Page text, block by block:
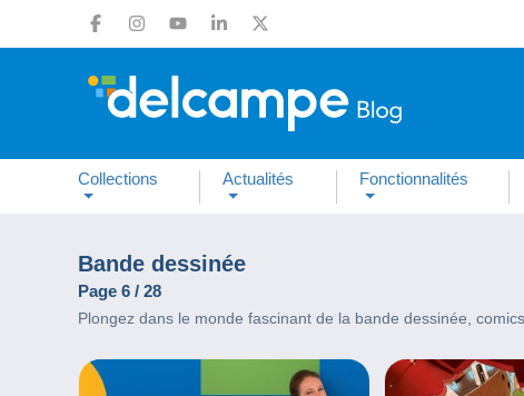
Collections Actualités Fonctionnalités
Bande dessinée
Page 6 / 28
Plongez dans le monde fascinant de la bande dessinée,